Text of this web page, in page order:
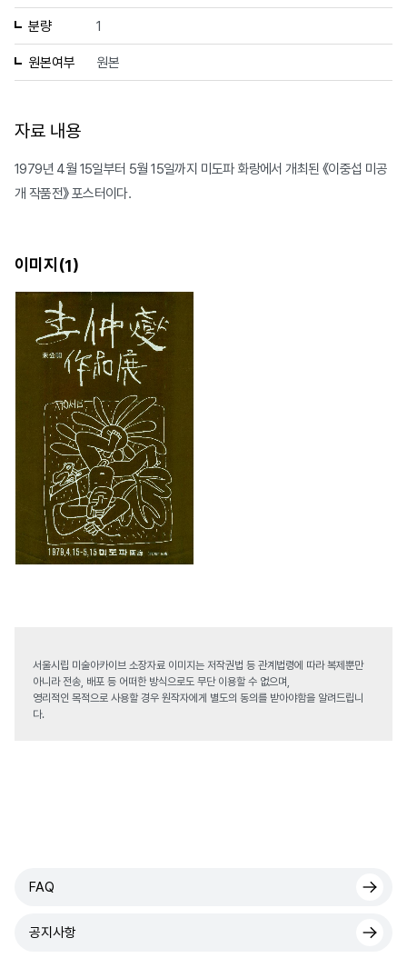
분량 1
원본여부 원본
자료 내용
1979년 4월 15일부터 5월 15일까지 미도파 화랑에서 개최된 《이중섭 미공
개 작품전》 포스터이다.
이미지(1)
서울시립 미술아카이브 소장자료 이미지는 저작권법 등 관계법령에 따라 복제뿐만
아니라 전송, 배포 등 어떠한 방식으로도 무단 이용할 수 없으며,
영리적인 목적으로 사용할 경우 원작자에게 별도의 동의를 받아야함을 알려드립니
다.
FAQ
공지사항